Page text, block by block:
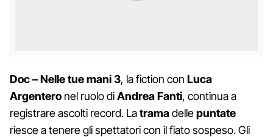
Doc – Nelle tue mani 3, la fiction con Luca
Argentero nel ruolo diAndrea Fanti, continua a
registrare ascolti record. Latramadellepuntate
riesce a tenere gli spettatori con il fiato sospeso. Gli